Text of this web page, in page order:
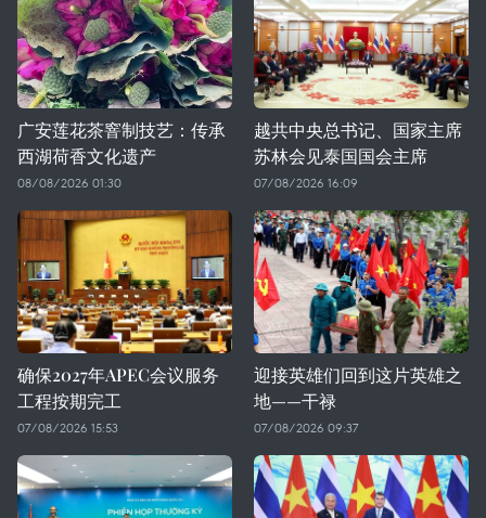
广安莲花茶窨制技艺：传承
西湖荷香文化遗产
08/08/2026 01:30
越共中央总书记、国家主席
苏林会见泰国国会主席
07/08/2026 16:09
确保2027年APEC会议服务
工程按期完工
07/08/2026 15:53
迎接英雄们回到这片英雄之
地——干禄
07/08/2026 09:37